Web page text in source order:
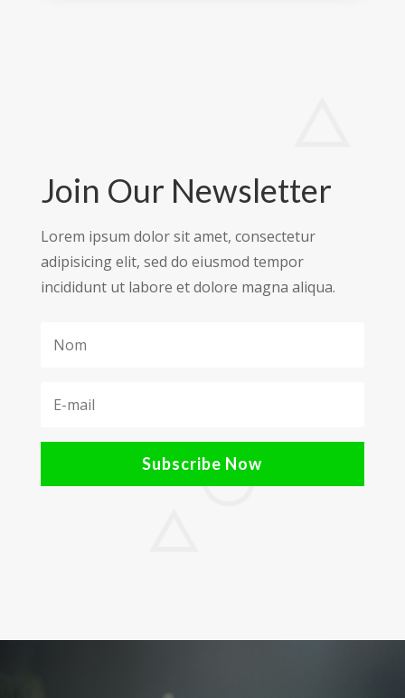
Join Our Newsletter
Lorem ipsum dolor sit amet, consectetur
adipisicing elit, sed do eiusmod tempor
incididunt ut labore et dolore magna aliqua.
Subscribe Now